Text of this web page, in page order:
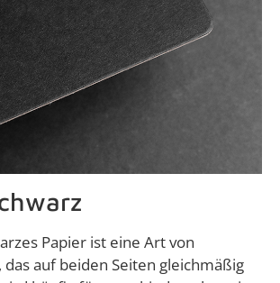
Papier ist eine Art von
auf beiden Seiten gleichmäßig